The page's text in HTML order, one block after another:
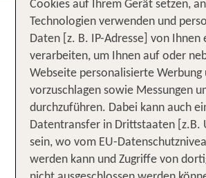
Sun, Fun, Run: TUI
Marathon Mallorca
Oktober 2026
Schnür deine Laufschuhe und
Lauf-Event auf der Trauminsel
der mallorquinischen Hauptstadt
Cookies auf Ihrem Gerät setzen,
Technologien verwenden und
Daten [z. B. IP-Adresse] von Ihnen
verarbeiten, um Ihnen auf oder
Webseite personalisierte Werbung
vorzuschlagen sowie Messungen
durchzuführen. Dabei kann auch
Datentransfer in Drittstaaten [z.B.
sein, wo vom EU-
werden kann und Zugriffe von